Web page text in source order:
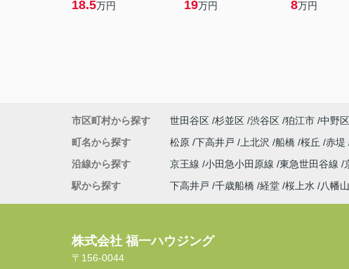
18.5万円 19万円 8万円
市区町村から探す 世田谷区 杉並区 渋谷区 狛江市 中野区
町名から探す
松原 下高井戸 上北沢 船橋 桜丘 赤堤
沿線から探す
京王線 小田急小田原線 東急世田谷線
駅から探す
下高井戸 千歳船橋 経堂 桜上水 八幡山
株式会社 福一ハウジング
〒156-0044